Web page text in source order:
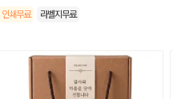
인쇄무료 라벨지무료